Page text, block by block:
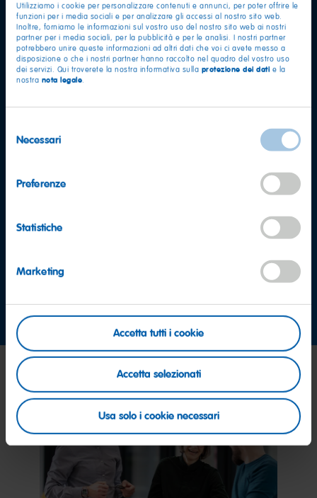
Utilizziamo i cookie per personalizzare contenuti e annunci, per poter offrire le
funzioni per i media sociali e per analizzare gli accessi al nostro sito web.
Inoltre, forniamo le informazioni sul vostro uso del nostro sito web ai nostri
partner per i media sociali, per la pubblicità e per le analisi. I nostri partner
potrebbero unire queste informazioni ad altri dati che voi ci avete messo a
disposizione o che i nostri partner hanno raccolto nel quadro del vostro uso
dei servizi. Qui troverete la nostra informativa sulla protezione dei dati e la
nostra nota legale.
delNecessari
Preferenze
Statistiche
Marketing
Accetta tutti i cookie
Accetta selezionati
Usa solo i cookie necessari
Dipartimento Risorse Umane
risorseumane@haribo.com